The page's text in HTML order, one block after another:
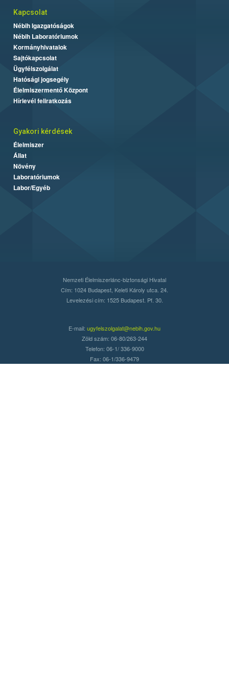
Kapcsolat
Nébih Igazgatóságok
Nébih Laboratóriumok
Kormányhivatalok
Sajtókapcsolat
Ügyfélszolgálat
Hatósági jogsegély
Élelmiszermentő Központ
Hírlevél feliratkozás
Gyakori kérdések
Élelmiszer
Állat
Növény
Laboratóriumok
Labor/Egyéb
Nemzeti Élelmiszerlánc-biztonsági Hivatal
Cím: 1024 Budapest, Keleti Károly utca. 24.
Levelezési cím: 1525 Budapest. Pf. 30.
E-mail: ugyfelszolgalat@nebih.gov.hu
Zöld szám: 06-80/263-244
Telefon: 06-1/ 336-9000
Fax: 06-1/336-9479